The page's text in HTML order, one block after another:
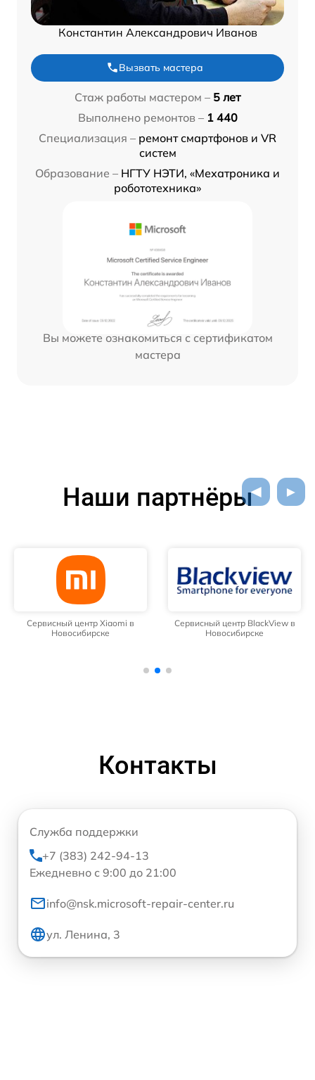
Константин Александрович Иванов
Вызвать мастера
Стаж работы мастером – 5 лет
Выполнено ремонтов – 1 440
Специализация – ремонт смартфонов и VR
систем
Образование – НГТУ НЭТИ, «Мехатроника и
робототехника»
Вы можете ознакомиться с сертификатом
мастера
Наши партнёры
Сервисный центр Xiaomi в
Новосибирске
Сервисный центр BlackView в
Новосибирске
Контакты
Служба поддержки
+7 (383) 242-94-13
Ежедневно с 9:00 до 21:00
info@nsk.microsoft-repair-center.ru
ул. Ленина, 3